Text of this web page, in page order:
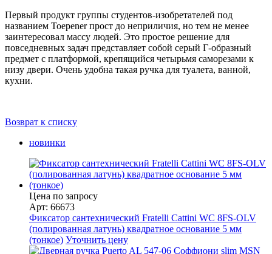
Первый продукт группы студентов-изобретателей под
названием Toepener прост до неприличия, но тем не менее
заинтересовал массу людей. Это простое решение для
повседневных задач представляет собой серый Г-образный
предмет с платформой, крепящийся четырьмя саморезами к
низу двери. Очень удобна такая ручка для туалета, ванной,
кухни.
Возврат к списку
новинки
Цена по запросу
Арт: 66673
Фиксатор сантехнический Fratelli Cattini WC 8FS-OLV
(полированная латунь) квадратное основание 5 мм
(тонкое) Уточнить цену